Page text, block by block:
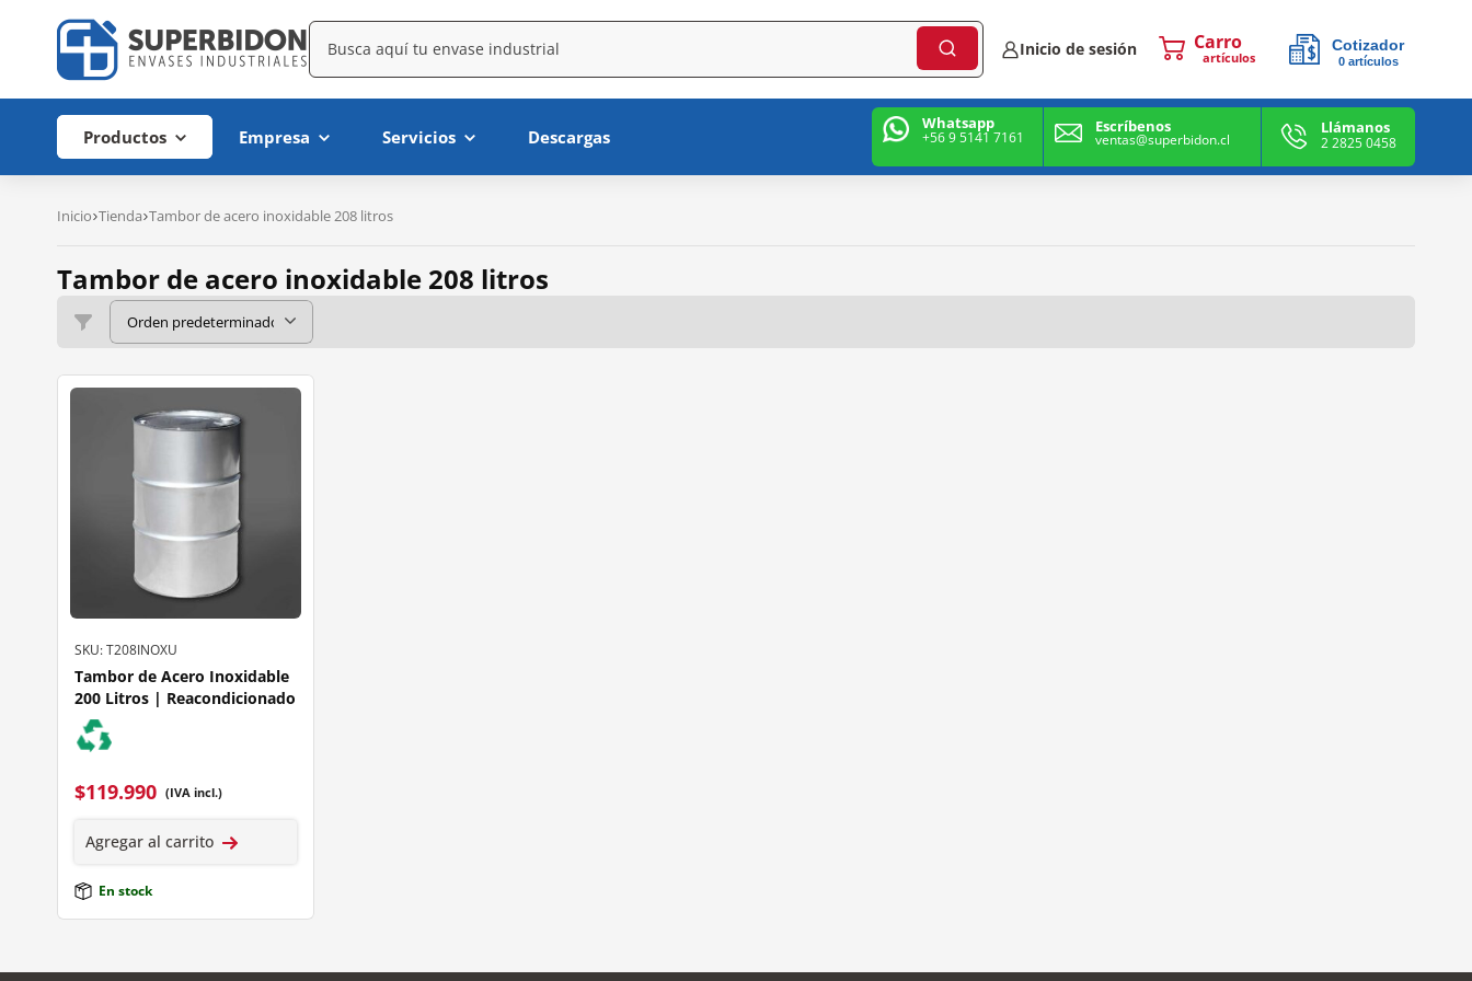
Inicio de sesión artículos
Cotizador
0artículos
Productos Empresa Servicios Descargas
Whatsapp
+56 9 5141 7161
Escríbenos
ventas@superbidon.cl
Llámanos
2 2825 0458
Inicio Tienda Tambor de acero inoxidable 208 litros
Tambor de acero inoxidable 208 litros
SKU: T208INOXU
Tambor de Acero Inoxidable
200 Litros | Reacondicionado
$119.990 (IVA incl.)
Agregar al carrito
En stock